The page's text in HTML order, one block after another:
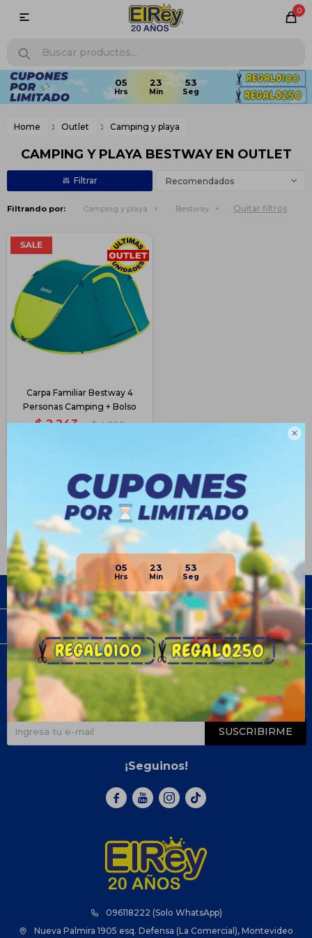

05 23 53
0

05 23 53
Home Outlet Camping y playa
CAMPING Y PLAYA BESTWAY EN OUTLET
Recomendados
Filtrando por: Camping y playa Bestway Quitar filtros
Carpa Familiar Bestway 4
Personas Camping + Bolso
$ 2.243 $ 4.299
$ 1.907
$ 2.019
Disponible Envío
096118222 (Solo WhatsApp)
Nueva Palmira 1905 esq. Defensa (La Comercial), Montevideo
Empresa
Compra
Newsletter
¡Suscribite y recibí todas nuestras novedades!
SUSCRIBIRME
¡Seguinos!
  